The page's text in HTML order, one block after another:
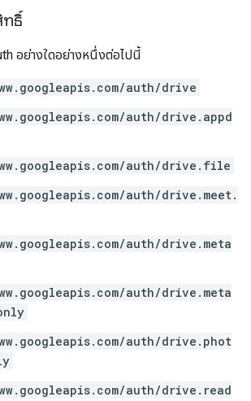
ทธิ์
อย่างใดอย่างหนึ่งต่อไปนี้
auth/drive
auth/drive.appd
auth/drive.file
auth/drive.meet.
auth/drive.meta
auth/drive.meta
auth/drive.phot
auth/drive.read